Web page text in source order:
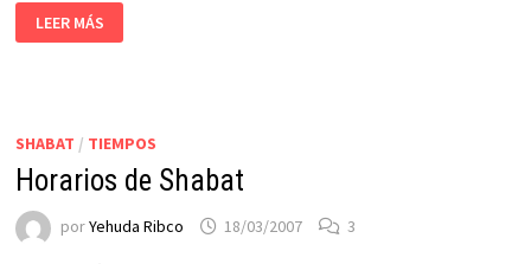
LEER MÁS
SHABAT / TIEMPOS
Horarios de Shabat
porYehuda Ribco 18/03/2007 3